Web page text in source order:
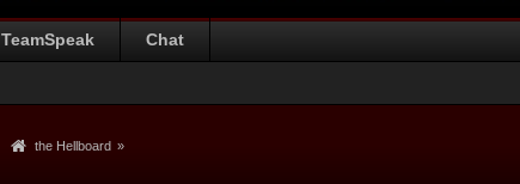
TeamSpeak Chat
the Hellboard »